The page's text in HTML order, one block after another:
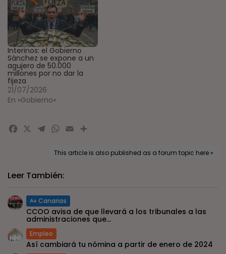
Interinos: el Gobierno
Sánchez se expone a un
agujero de 50.000
millones por no dar la
fijeza
21/07/2026
En «Gobierno»
Facebook
X Telegram
WhatsApp
EmailCompartir
This article is also published as a forum topic here »
Leer También:
Canarias
CCOO avisa de que llevará a los tribunales a las
administraciones que...
Empleo
Así cambiará tu nómina a partir de enero de 2024